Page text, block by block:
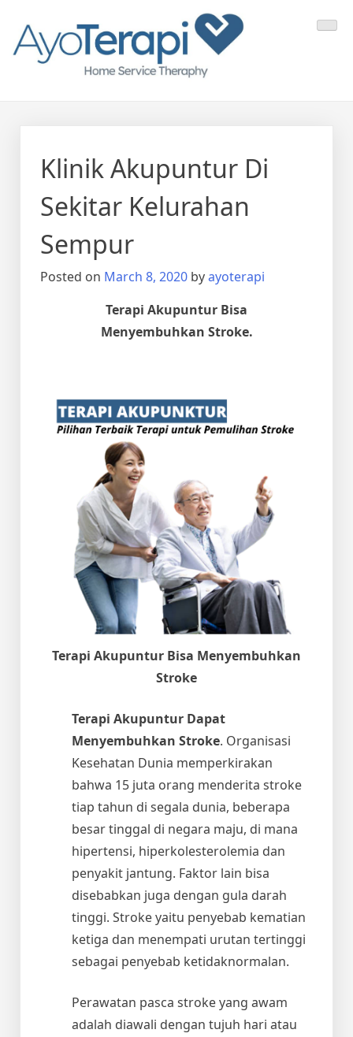
content
Ayo Terapi
Klinik Akupuntur Di
Sekitar Kelurahan
Sempur
Posted on March 8, 2020 byayoterapi
Terapi Akupuntur Bisa
Menyembuhkan Stroke.
Terapi Akupuntur Bisa Menyembuhkan
Stroke
Terapi Akupuntur Dapat
Menyembuhkan Stroke. Organisasi
Kesehatan Dunia memperkirakan
bahwa 15 juta orang menderita stroke
tiap tahun di segala dunia, beberapa
besar tinggal di negara maju, di mana
hipertensi, hiperkolesterolemia dan
penyakit jantung. Faktor lain bisa
disebabkan juga dengan gula darah
tinggi. Stroke yaitu penyebab kematian
ketiga dan menempati urutan tertinggi
sebagai penyebab ketidaknormalan.
Perawatan pasca stroke yang awam
adalah diawali dengan tujuh hari atau